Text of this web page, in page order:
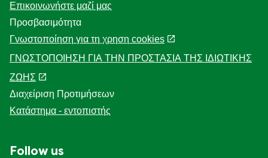
Επικοινωνήστε μαζί μας
Προσβασιμότητα
Γνωστοποίηση για τη χρηση cookies
ΓΝΩΣΤΟΠΟΙΗΣΗ ΓΙΑ ΤΗΝ ΠΡΟΣΤΑΣΙΑ ΤΗΣ ΙΔΙΩΤΙΚΗΣ
ΖΩΗΣ
Διαχείριση Προτιμήσεων
Κατάστημα - εντοπιστής
Follow us